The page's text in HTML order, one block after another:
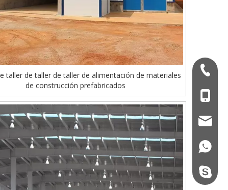
taller de taller de taller de alimentación de materiales
de construcción prefabricados
+ 86-
+86 -